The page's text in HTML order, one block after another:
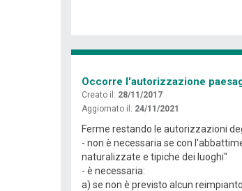
Occorre l'autorizzazione
Creato il: 28/11/2017
Aggiornato il: 24/11/2021
Ferme restando le autorizzazioni
- non è necessaria se con
naturalizzate e tipiche dei luoghi"
- è necessaria:
a) se non è previsto alcun